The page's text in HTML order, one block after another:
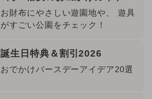
お財布にやさしい遊園地や、 遊具
がすごい公園をチェック！
誕生日特典＆割引2026
おでかけバースデーアイデア20選